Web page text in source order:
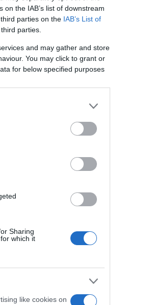
the IAB’s list of downstream
parties on the IAB’s List of
parties.
and may gather and store
You may click to grant or
for below specified purposes
Sharing
which it
like cookies on
piacerti anche
U Power Mike
Src bassa leggera da lavoro
Src bassa leggera da lavoro
( 0 recensioni )